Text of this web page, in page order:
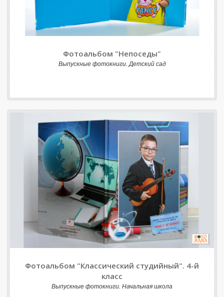
Фотоальбом "Непоседы"
Выпускные фотокниги. Детский сад
Фотоальбом "Классический студийный". 4-й
класс
Выпускные фотокниги. Начальная школа